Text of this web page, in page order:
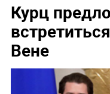
Курц
Вене